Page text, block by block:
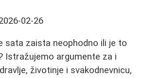
02-26
sata zaista neophodno ili je to
Istražujemo argumente za i
životinje i svakodnevnicu,